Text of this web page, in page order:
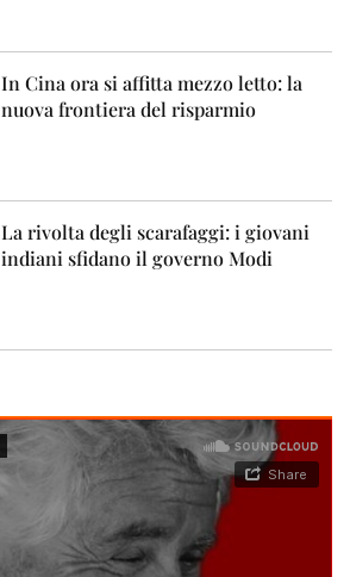
In Cina ora si affitta mezzo letto: la
nuova frontiera del risparmio
La rivolta degli scarafaggi: i giovani
indiani sfidano il governo Modi